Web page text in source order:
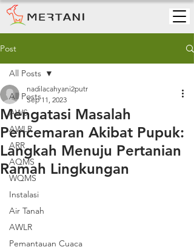
Post
All Posts
AWS
AWLR
ARR
AQMS
WQMS
Instalasi
Air Tanah
AWLR
Pemantauan Cuaca
All Posts
Mengatasi Masalah
Pencemaran Akibat Pupuk:
Langkah Menuju Pertanian
Ramah Lingkungan
nadilacahyani2putr
Sep 11, 2023